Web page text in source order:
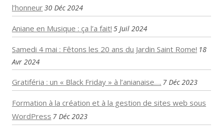
l’honneur30 Déc 2024
Aniane en Musique : ça l’a fait! 5 Juil 2024
Samedi 4 mai : Fêtons les 20 ans du Jardin Saint Rome! 18
Avr 2024
Gratiféria : un « Black Friday » à l’anianaise…. 7 Déc 2023
Formation à la création et à la gestion de sites web sous
WordPress 7 Déc 2023